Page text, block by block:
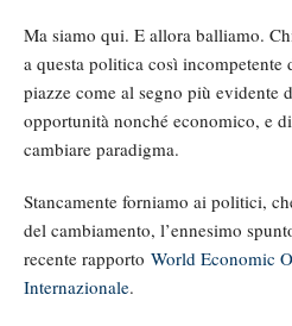
Ma siamo qui. E allora balliamo.
a questa politica così incompetente
piazze come al segno più evidente
opportunità nonché economico, e
cambiare paradigma.
Stancamente forniamo ai politici,
del cambiamento, l’ennesimo
recente rapporto World Economic
Internazionale.